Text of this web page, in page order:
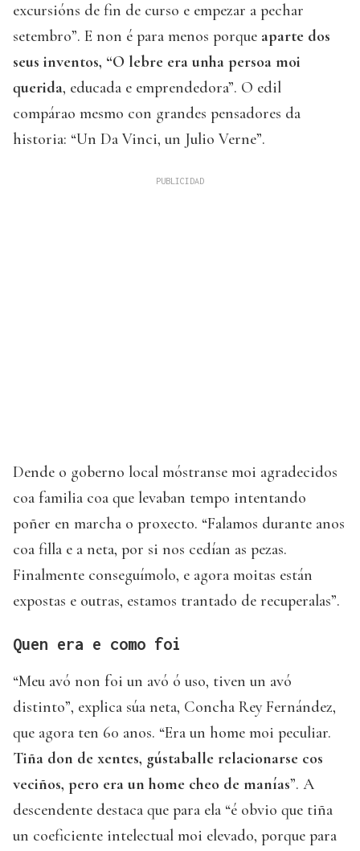
excursións de fin de curso e empezar a pechar
setembro”. E non é para menos porque aparte dos
seus inventos, “O lebre era unha persoa moi
querida, educada e emprendedora”. O edil
compárao mesmo con grandes pensadores da
historia: “Un Da Vinci, un Julio Verne”.
Dende o goberno local móstranse moi agradecidos
coa familia coa que levaban tempo intentando
poñer en marcha o proxecto. “Falamos durante anos
coa filla e a neta, por si nos cedían as pezas.
Finalmente conseguímolo, e agora moitas están
expostas e outras, estamos trantado de recuperalas”.
Quen era e como foi
“Meu avó non foi un avó ó uso, tiven un avó
distinto”, explica súa neta, Concha Rey Fernández,
que agora ten 60 anos. “Era un home moi peculiar.
Tiña don de xentes, gústaballe relacionarse cos
veciños, pero era un home cheo de manías”. A
descendente destaca que para ela “é obvio que tiña
un coeficiente intelectual moi elevado, porque para